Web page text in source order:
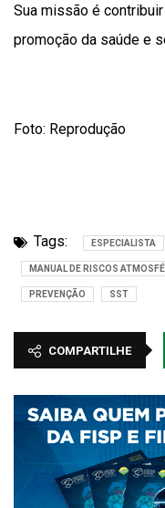
Sua missão é
promoção da saúde e
Foto: Reprodução
Tags: ESPECIALISTA
MANUAL DE RISCOS
PREVENÇÃO SST
COMPARTILHE